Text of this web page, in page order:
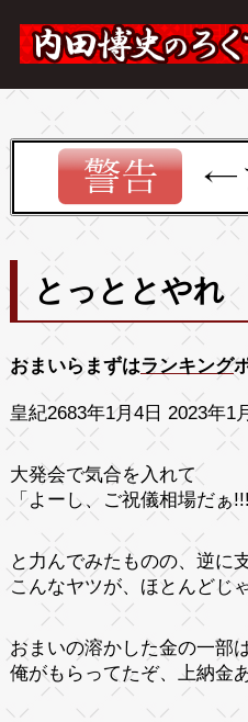
とっととやれ
おまいらまずはランキング
皇紀2683年1月4日 2023年1
大発会で気合を入れて
「よーし、ご祝儀相場だぁ
と力んでみたものの、逆に
こんなヤツが、ほとんどじ
おまいの溶かした金の一部
俺がもらってたぞ、上納金